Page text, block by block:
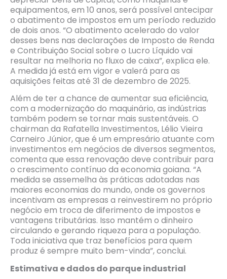
equipamentos, em 10 anos, será possível antecipar
o abatimento de impostos em um período reduzido
de dois anos. “O abatimento acelerado do valor
desses bens nas declarações de Imposto de Renda
e Contribuição Social sobre o Lucro Líquido vai
resultar na melhoria no fluxo de caixa”, explica ele.
A medida já está em vigor e valerá para as
aquisições feitas até 31 de dezembro de 2025.
Além de ter a chance de aumentar sua eficiência,
com a modernização do maquinário, as indústrias
também podem se tornar mais sustentáveis. O
chairman da Rafatella Investimentos, Lélio Vieira
Carneiro Júnior, que é um empresário atuante com
investimentos em negócios de diversos segmentos,
comenta que essa renovação deve contribuir para
o crescimento contínuo da economia goiana. “A
medida se assemelha às práticas adotadas nas
maiores economias do mundo, onde os governos
incentivam as empresas a reinvestirem no próprio
negócio em troca de diferimento de impostos e
vantagens tributárias. Isso mantém o dinheiro
circulando e gerando riqueza para a população.
Toda iniciativa que traz benefícios para quem
produz é sempre muito bem-vinda”, conclui.
Estimativa e dados do parque industrial